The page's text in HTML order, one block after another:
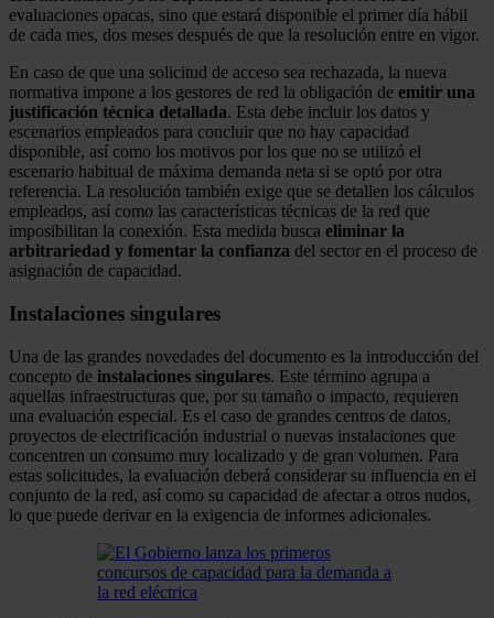
evaluaciones opacas, sino que estará disponible el primer día hábil
de cada mes, dos meses después de que la resolución entre en vigor.
En caso de que una solicitud de acceso sea rechazada, la nueva
normativa impone a los gestores de red la obligación de emitir una
justificación técnica detallada. Esta debe incluir los datos y
escenarios empleados para concluir que no hay capacidad
disponible, así como los motivos por los que no se utilizó el
escenario habitual de máxima demanda neta si se optó por otra
referencia. La resolución también exige que se detallen los cálculos
empleados, así como las características técnicas de la red que
imposibilitan la conexión. Esta medida busca eliminar la
arbitrariedad y fomentar la confianza del sector en el proceso de
asignación de capacidad.
Instalaciones singulares
Una de las grandes novedades del documento es la introducción del
concepto de instalaciones singulares. Este término agrupa a
aquellas infraestructuras que, por su tamaño o impacto, requieren
una evaluación especial. Es el caso de grandes centros de datos,
proyectos de electrificación industrial o nuevas instalaciones que
concentren un consumo muy localizado y de gran volumen. Para
estas solicitudes, la evaluación deberá considerar su influencia en el
conjunto de la red, así como su capacidad de afectar a otros nudos,
lo que puede derivar en la exigencia de informes adicionales.